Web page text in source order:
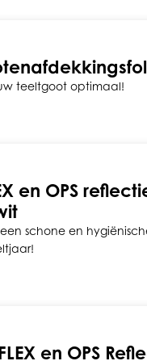
teeltgoot optimaal!
en OPS
schone en
en OPS